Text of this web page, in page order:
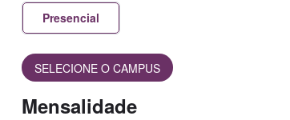
Home
Presencial
SELECIONE O CAMPUS
Mensalidade